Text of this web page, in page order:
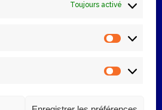
Toujours activé